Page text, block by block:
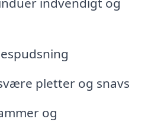
pletter og snavs
og